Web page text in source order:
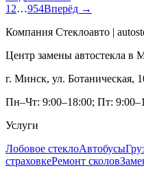
1 2…954Вперёд →
Компания Стеклоавто |
Центр замены автостекла в
г. Минск, ул. Ботаническая,
Пн–Чт: 9:00–18:00; Пт:
Услуги
Лобовое стеклоАвтобусы
страховкеРемонт сколов